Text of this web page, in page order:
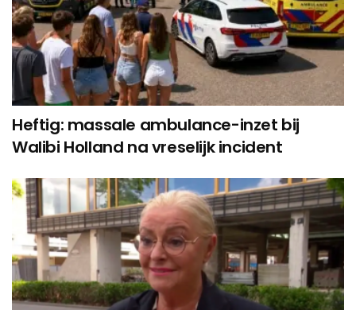
Heftig: massale ambulance-inzet bij
Walibi Holland na vreselijk incident